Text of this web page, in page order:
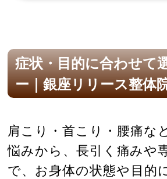
症状・目的に合わせて
ー｜銀座リリース整体
肩こり・首こり・腰痛な
悩みから、長引く痛みや
で、お身体の状態や目的